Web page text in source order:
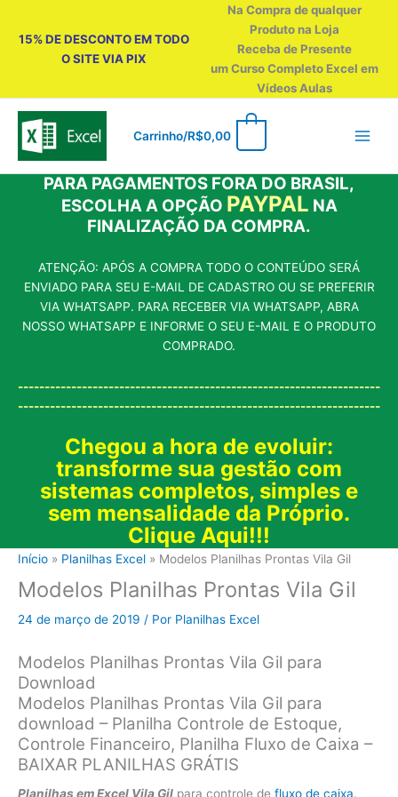
15% DE DESCONTO EM TODO
O SITE VIA PIX
Na Compra de qualquer
Produto na Loja
Receba de Presente
um Curso Completo Excel em
Vídeos Aulas
Carrinho/R$0,00
PARA PAGAMENTOS FORA DO BRASIL,
ESCOLHA A OPÇÃO PAYPAL NA
FINALIZAÇÃO DA COMPRA.
ATENÇÃO: APÓS A COMPRA TODO O CONTEÚDO SERÁ
ENVIADO PARA SEU E-MAIL DE CADASTRO OU SE PREFERIR
VIA WHATSAPP. PARA RECEBER VIA WHATSAPP, ABRA
NOSSO WHATSAPP E INFORME O SEU E-MAIL E O PRODUTO
COMPRADO.
--------------------------------------------------------------------
--------------------------------------------------------------------
Chegou a hora de evoluir:
transforme sua gestão com
sistemas completos, simples e
sem mensalidade da Próprio.
Clique Aqui!!!
Início Planilhas Excel Modelos Planilhas Prontas Vila Gil
Modelos Planilhas Prontas Vila Gil
24 de março de 2019 / Por Planilhas Excel
Modelos Planilhas Prontas Vila Gil para
Download
Modelos Planilhas Prontas Vila Gil para
download – Planilha Controle de Estoque,
Controle Financeiro, Planilha Fluxo de Caixa –
BAIXAR PLANILHAS GRÁTIS
Planilhas em Excel Vila Gil para controle de fluxo de caixa.